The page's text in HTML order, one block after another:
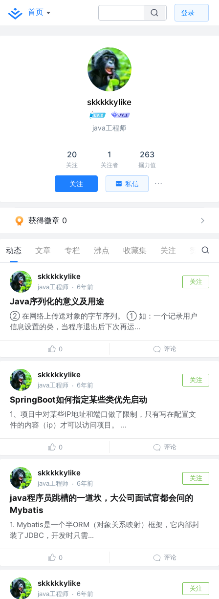
首页 登录
skkkkkylike
java工程师
20
关注
1
关注者
263
掘力值
关注 私信
获得徽章 0
动态 文章 专栏 沸点 收藏集 关注 0
skkkkkylike
java工程师 · 6年前
关注
Java序列化的意义及用途
② 在网络上传送对象的字节序列。 ① 如：一个记录用户
信息设置的类，当程序退出后下次再运...
0 评论
skkkkkylike
java工程师 · 6年前
关注
SpringBoot如何指定某些类优先启动
1、项目中对某些IP地址和端口做了限制，只有写在配置文
件的内容（ip）才可以访问项目。 ...
0 评论
skkkkkylike
java工程师 · 6年前
关注
java程序员跳槽的一道坎，大公司面试官都会问的
Mybatis
1. Mybatis是一个半ORM（对象关系映射）框架，它内部封
装了JDBC，开发时只需...
0 评论
skkkkkylike
java工程师 · 6年前
关注